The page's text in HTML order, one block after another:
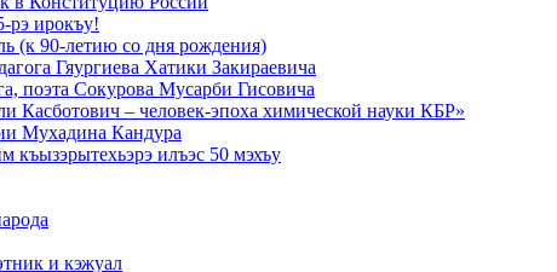
рэ ирокъу!
(к 90-летию со дня рождения)
Гяургиева Хатики Закираевича
поэта Сокурова Мусарби Гисовича
– человек-эпоха химической науки КБР»
Мухадина Кандура
илъэс 50 мэхъу
и кэжуал